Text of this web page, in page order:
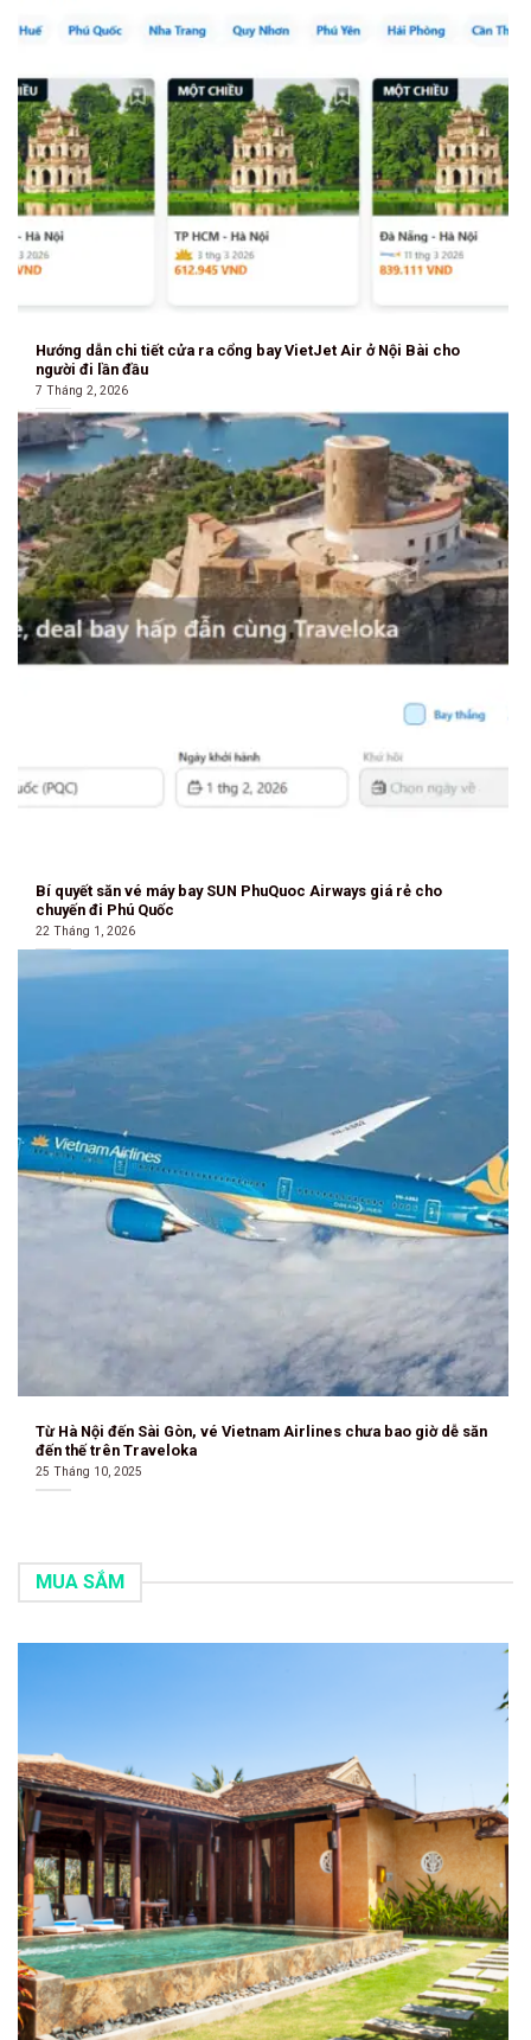
Hướng dẫn chi tiết cửa ra cổng bay VietJet Air ở Nội Bài cho
người đi lần đầu
7 Tháng 2, 2026
Bí quyết săn vé máy bay SUN PhuQuoc Airways giá rẻ cho
chuyến đi Phú Quốc
22 Tháng 1, 2026
Từ Hà Nội đến Sài Gòn, vé Vietnam Airlines chưa bao giờ dễ săn
đến thế trên Traveloka
25 Tháng 10, 2025
MUA SẮM